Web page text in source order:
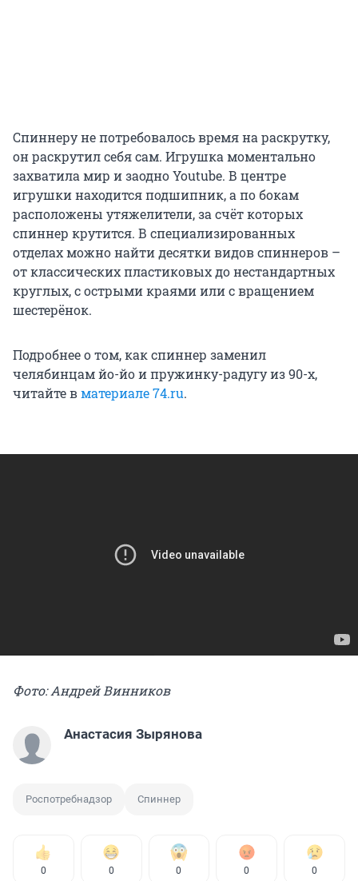
Спиннеру не потребовалось время на раскрутку,
он раскрутил себя сам. Игрушка моментально
захватила мир и заодно Youtube. В центре
игрушки находится подшипник, а по бокам
расположены утяжелители, за счёт которых
спиннер крутится. В специализированных
отделах можно найти десятки видов спиннеров –
от классических пластиковых до нестандартных
круглых, с острыми краями или с вращением
шестерёнок.
Подробнее о том, как спиннер заменил
челябинцам йо-йо и пружинку-радугу из 90-х,
читайте вматериале 74.ru.
Фото: Андрей Винников
Анастасия Зырянова
Роспотребнадзор Спиннер
0 0 0 0 0